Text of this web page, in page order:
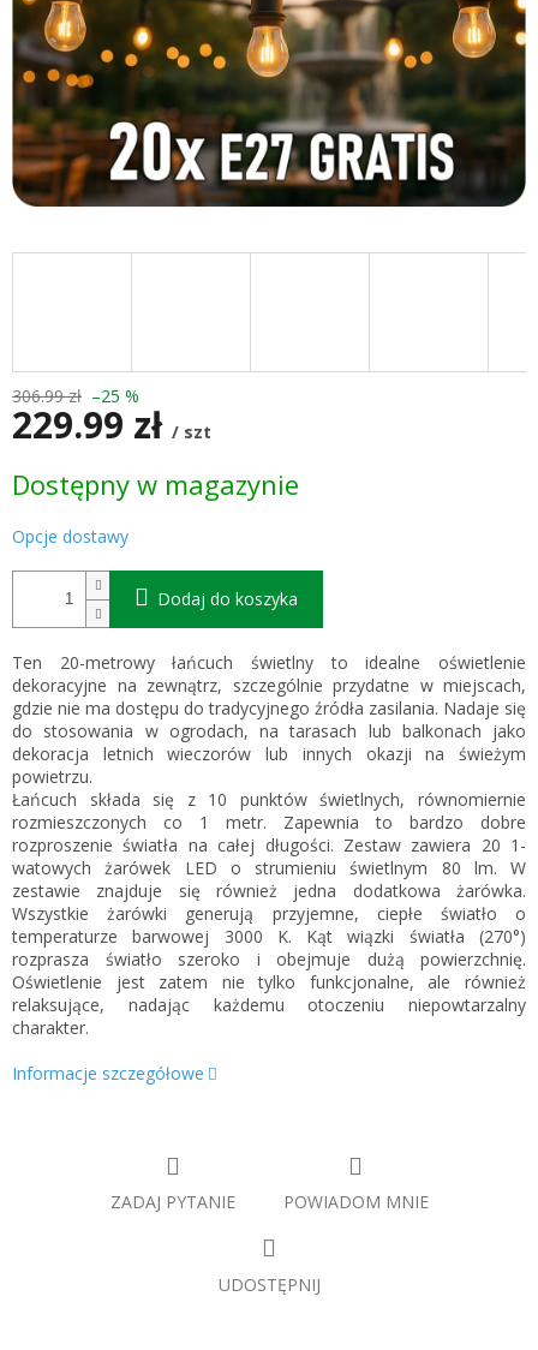
306.99 zł –25 %
229.99 zł / szt
jednostkowa:
Dostępny w magazynie
Opcje dostawy
Dodaj do koszyka
Ten 20-metrowy łańcuch świetlny to idealne oświetlenie
dekoracyjne na zewnątrz, szczególnie przydatne w miejscach,
gdzie nie ma dostępu do tradycyjnego źródła zasilania. Nadaje się
do stosowania w ogrodach, na tarasach lub balkonach jako
dekoracja letnich wieczorów lub innych okazji na świeżym
powietrzu.
Łańcuch składa się z 10 punktów świetlnych, równomiernie
rozmieszczonych co 1 metr. Zapewnia to bardzo dobre
rozproszenie światła na całej długości. Zestaw zawiera 20 1-
watowych żarówek LED o strumieniu świetlnym 80 lm. W
zestawie znajduje się również jedna dodatkowa żarówka.
Wszystkie żarówki generują przyjemne, ciepłe światło o
temperaturze barwowej 3000 K. Kąt wiązki światła (270°)
rozprasza światło szeroko i obejmuje dużą powierzchnię.
Oświetlenie jest zatem nie tylko funkcjonalne, ale również
relaksujące, nadając każdemu otoczeniu niepowtarzalny
charakter.
Informacje szczegółowe
ZADAJ PYTANIE POWIADOM MNIE
UDOSTĘPNIJ